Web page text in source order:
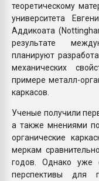
теоретическому
университета
Аддикоата
результате
планируют
механических
примере металл-
каркасов.
Ученые получили
а также мнениями
органические
меркам
годов. Однако уже
перспективы для